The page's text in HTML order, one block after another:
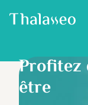
Aller au contenu
Profitez
être
Fourchette de
Prix par personne